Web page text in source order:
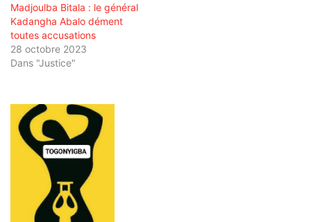
Madjoulba Bitala : le général
Kadangha Abalo dément
toutes accusations
28 octobre 2023
Dans "Justice"